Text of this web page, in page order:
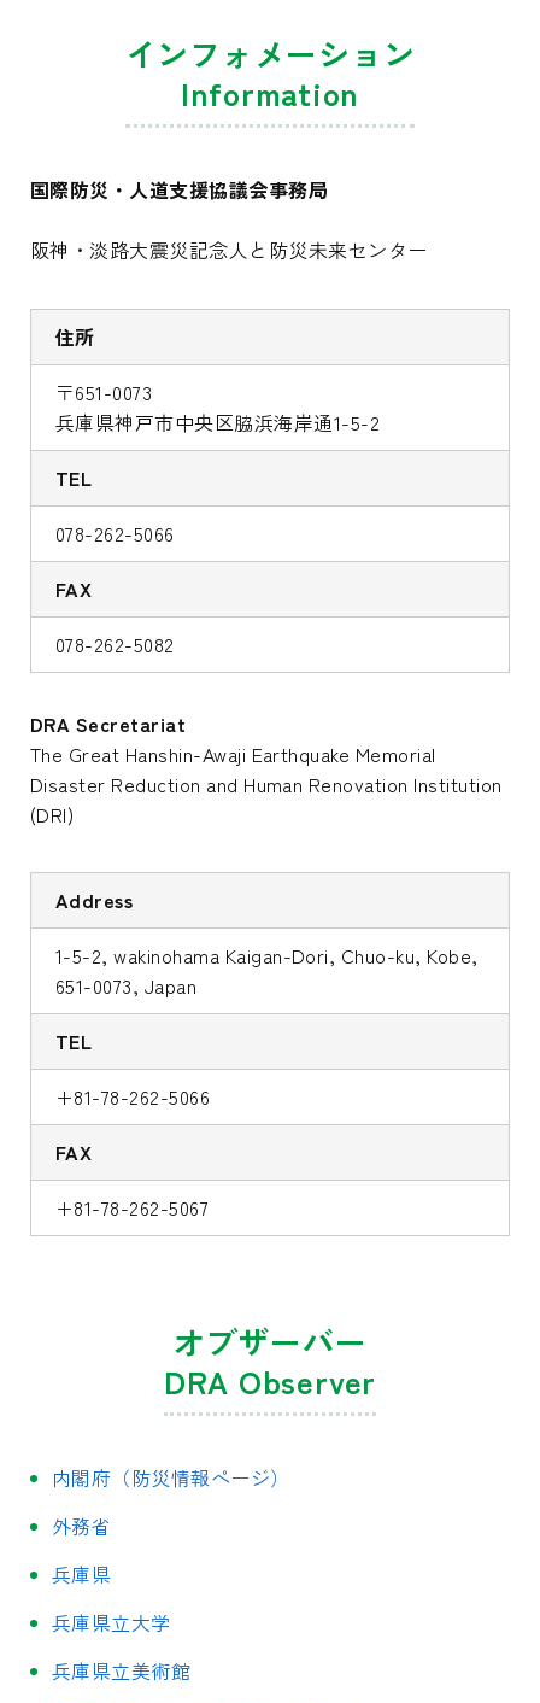
インフォメーション
Information
国際防災・人道支援協議会事務局
阪神・淡路大震災記念人と防災未来センター
住所
〒651-0073
兵庫県神戸市中央区脇浜海岸通1-5-2
TEL
078-262-5066
FAX
078-262-5082
DRA Secretariat
The Great Hanshin-Awaji Earthquake Memorial
Disaster Reduction and Human Renovation Institution
(DRI)
Address
1-5-2, wakinohama Kaigan-Dori, Chuo-ku, Kobe,
651-0073, Japan
TEL
+81-78-262-5066
FAX
+81-78-262-5067
オブザーバー
DRA Observer
内閣府（防災情報ページ）
外務省
兵庫県
兵庫県立大学
兵庫県立美術館